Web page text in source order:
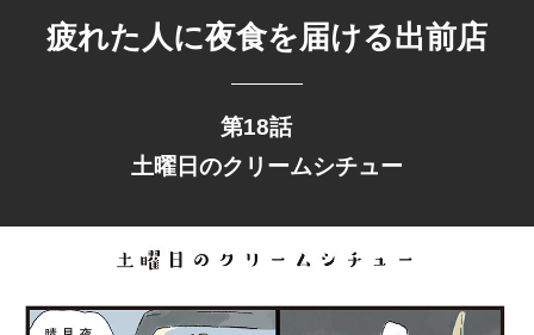
疲れた人に夜食を届ける出前店
第18話
土曜日のクリームシチュー